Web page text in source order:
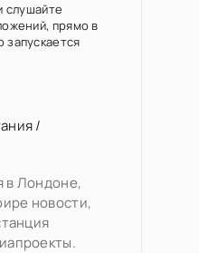
слушайте
прямо в
/
в Лондоне,
новости,